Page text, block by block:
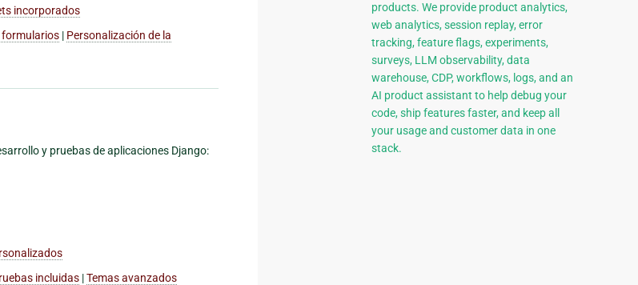
incorporados
formularios | Personalización de la
y pruebas de aplicaciones Django:
incluidas |Temas avanzados
products. We provide product analytics,
web analytics, session replay, error
tracking, feature flags, experiments,
surveys, LLM observability, data
warehouse, CDP, workflows, logs, and an
AI product assistant to help debug your
code, ship features faster, and keep all
your usage and customer data in one
stack.